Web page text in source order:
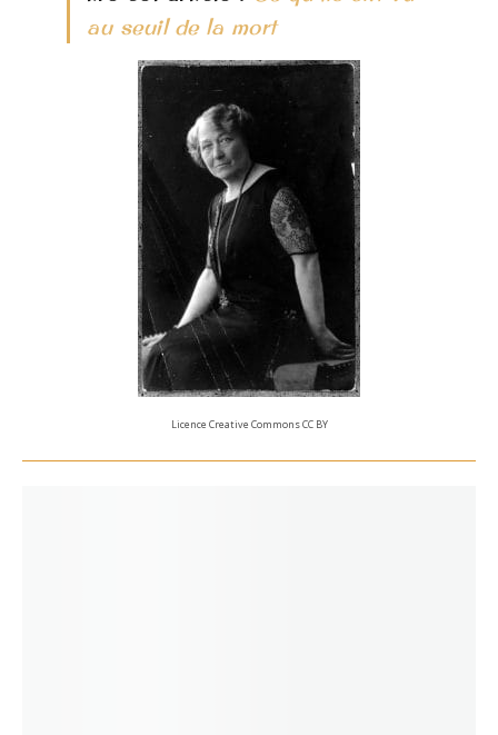
au seuil de la mort
Licence Creative Commons CC BY